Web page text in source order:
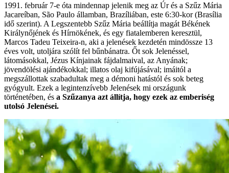
1991. február 7-e óta mindennap jelenik meg az Úr és a Szűz Mária
Jacareíban, São Paulo államban, Brazíliában, este 6:30-kor (Brasília
idő szerint). A Legszentebb Szűz Mária beállítja magát Békének
Királynőjének és Hírnökének, és egy fiatalemberen keresztül,
Marcos Tadeu Teixeira-n, aki a jelenések kezdetén mindössze 13
éves volt, utoljára szólít fel bűnbánatra. Őt sok Jelenéssel,
látomásokkal, Jézus Kínjainak fájdalmaival, az Anyának;
jövendölési ajándékokkal; illatos olaj kifújásával; imáitól a
megszállottak szabadultak meg a démoni hatástól és sok beteg
gyógyult. Ezek a legintenzívebb Jelenések mi országunk
történetében, és a Szűzanya azt állítja, hogy ezek az emberiség
utolsó Jelenései.